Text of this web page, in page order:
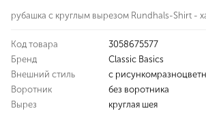
рубашка с круглым вырезом Rundhals-Shirt -
Код товара
3058675577
Бренд
Classic Basics
Внешний стиль
с
Воротник
без воротника
Вырез
круглая шея